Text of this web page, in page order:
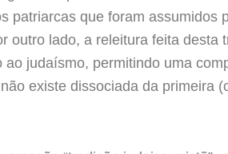
patriarcas que foram assumidos
outro lado, a releitura feita desta
judaísmo, permitindo uma
existe dissociada da primeira